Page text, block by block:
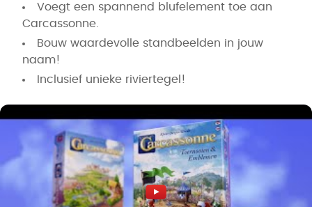
Voegt een spannend blufelement toe aan
Carcassonne.
Bouw waardevolle standbeelden in jouw
naam!
Inclusief unieke riviertegel!